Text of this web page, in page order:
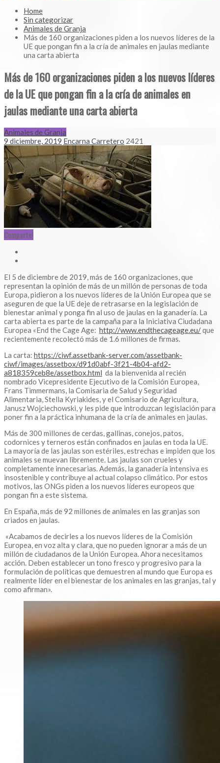
Home
Sin categorizar
Animales de Granja
Más de 160 organizaciones piden a los nuevos líderes de la
UE que pongan fin a la cría de animales en jaulas mediante
una carta abierta
Más de 160 organizaciones piden a los nuevos líderes
de la UE que pongan fin a la cría de animales en
jaulas mediante una carta abierta
Animales de Granja
9 diciembre, 2019 Encarna Carretero 2421
Comparte!
El 5 de diciembre de 2019, más de 160 organizaciones, que
representan la opinión de más de un millón de personas de toda
Europa, pidieron a los nuevos líderes de la Unión Europea que se
aseguren de que la UE deje de retrasarse en la legislación de
bienestar animal y ponga fin al uso de jaulas en la ganadería. La
carta abierta es parte de la campaña para la Iniciativa Ciudadana
Europea «End the Cage Age: http://www.endthecageage.eu/que
recientemente recolectó más de 1.6 millones de firmas.
La carta: https://ciwf.assetbank-server.com/assetbank-
ciwf/images/assetbox/d91d0abf-3f21-4b04-afd2-
a818359ceb8e/assetbox.html da la bienvenida al recién
nombrado Vicepresidente Ejecutivo de la Comisión Europea,
Frans Timmermans, la Comisaria de Salud y Seguridad
Alimentaria, Stella Kyriakides, y el Comisario de Agricultura,
Janusz Wojciechowski, y les pide que introduzcan legislación para
poner fin a la práctica inhumana de la cría de animales en jaulas.
Más de 300 millones de cerdas, gallinas, conejos, patos,
codornices y terneros están confinados en jaulas en toda la UE.
La mayoría de las jaulas son estériles, estrechas e impiden que los
animales se muevan libremente. Las jaulas son crueles y
completamente innecesarias. Además, la ganadería intensiva es
insostenible y contribuye al actual colapso climático. Por estos
motivos, las ONGs piden a los nuevos líderes europeos que
pongan fin a este sistema.
En España, más de 92 millones de animales en las granjas son
criados en jaulas.
«Acabamos de decirles a los nuevos líderes de la Comisión
Europea, en voz alta y clara, que no pueden ignorar a más de un
millón de ciudadanos de la Unión Europea. Ahora necesitamos
acción. Deben establecer un tono fresco y progresivo para la
formulación de políticas que demuestren al mundo que Europa es
realmente líder en el bienestar de los animales en las granjas, tal y
como afirman».